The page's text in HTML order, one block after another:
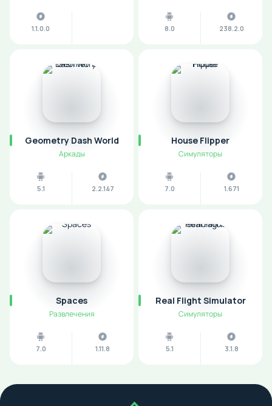
1.1.0.0 8.0 238.2.0
Geometry Dash World
Аркады
5.1 2.2.147
House Flipper
Симуляторы
7.0 1.671
Spaces
Развлечения
7.0 1.11.8
Real Flight Simulator
Симуляторы
5.1 3.1.8